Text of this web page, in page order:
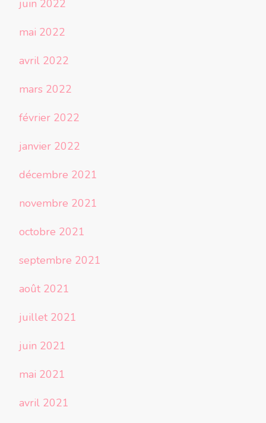
juin 2022
mai 2022
avril 2022
mars 2022
février 2022
janvier 2022
décembre 2021
novembre 2021
octobre 2021
septembre 2021
août 2021
juillet 2021
juin 2021
mai 2021
avril 2021